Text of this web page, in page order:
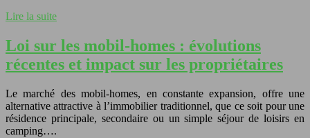
Lire la suite
Loi sur les mobil-homes : évolutions
récentes et impact sur les propriétaires
Le marché des mobil-homes, en constante expansion, offre une
alternative attractive à l’immobilier traditionnel, que ce soit pour une
résidence principale, secondaire ou un simple séjour de loisirs en
camping….